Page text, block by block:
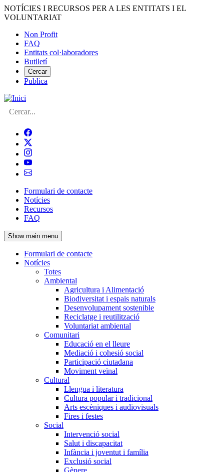
Vés
al
NOTÍCIES I RECURSOS PER A LES ENTITATS I EL
VOLUNTARIAT
Menú
del
compte
d'usuari
Non Profit
FAQ
Entitats col·laboradores
Butlletí
Cercar
Publica
Cerca
Navegació
principal
de
l'encapçalament
Formulari de contacte
Notícies
Recursos
FAQ
Show main menu
Navegació
principal
Formulari de contacte
Notícies
Totes
Ambiental
Agricultura i Alimentació
Biodiversitat i espais naturals
Desenvolupament sostenible
Reciclatge i reutilització
Voluntariat ambiental
Comunitari
Educació en el lleure
Mediació i cohesió social
Participació ciutadana
Moviment veïnal
Cultural
Llengua i literatura
Cultura popular i tradicional
Arts escèniques i audiovisuals
Fires i festes
Social
Intervenció social
Salut i discapacitat
Infància i joventut i família
Exclusió social